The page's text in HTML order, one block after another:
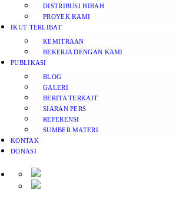
DISTRIBUSI HIBAH
PROYEK KAMI
IKUT TERLIBAT
KEMITRAAN
BEKERJA DENGAN KAMI
PUBLIKASI
BLOG
GALERI
BERITA TERKAIT
SIARAN PERS
REFERENSI
SUMBER MATERI
KONTAK
DONASI